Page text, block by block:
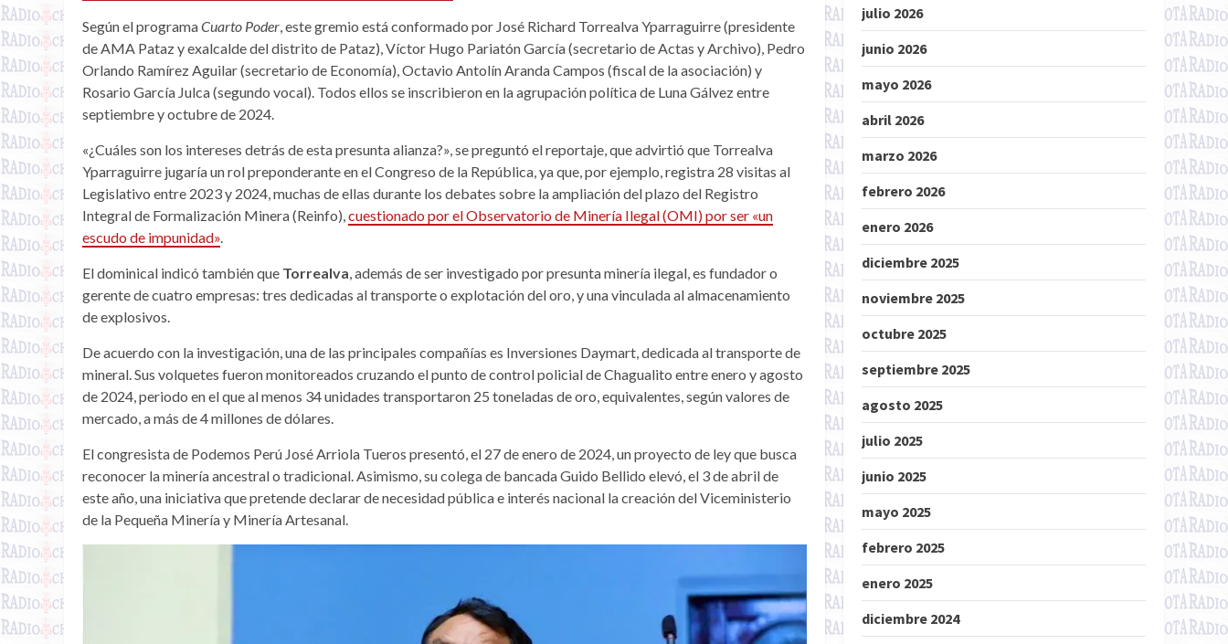
Según el programaCuarto Poder, este gremio está conformado por José Richard Torrealva Yparraguirre (presidente
de AMA Pataz y exalcalde del distrito de Pataz), Víctor Hugo Pariatón García (secretario de Actas y Archivo), Pedro
Orlando Ramírez Aguilar (secretario de Economía), Octavio Antolín Aranda Campos (fiscal de la asociación) y
Rosario García Julca (segundo vocal). Todos ellos se inscribieron en la agrupación política de Luna Gálvez entre
septiembre y octubre de 2024.
«¿Cuáles son los intereses detrás de esta presunta alianza?», se preguntó el reportaje, que advirtió que Torrealva
Yparraguirre jugaría un rol preponderante en el Congreso de la República, ya que, por ejemplo, registra 28 visitas al
Legislativo entre 2023 y 2024, muchas de ellas durante los debates sobre la ampliación del plazo del Registro
Integral de Formalización Minera (Reinfo),cuestionado por el Observatorio de Minería Ilegal (OMI) por ser «un
escudo de impunidad».
El dominical indicó también que Torrealva, además de ser investigado por presunta minería ilegal, es fundador o
gerente de cuatro empresas: tres dedicadas al transporte o explotación del oro, y una vinculada al almacenamiento
de explosivos.
De acuerdo con la investigación, una de las principales compañías es Inversiones Daymart, dedicada al transporte de
mineral. Sus volquetes fueron monitoreados cruzando el punto de control policial de Chagualito entre enero y agosto
de 2024, periodo en el que al menos 34 unidades transportaron 25 toneladas de oro, equivalentes, según valores de
mercado, a más de 4 millones de dólares.
El congresista de Podemos Perú José Arriola Tueros presentó, el 27 de enero de 2024, un proyecto de ley que busca
reconocer la minería ancestral o tradicional. Asimismo, su colega de bancada Guido Bellido elevó, el 3 de abril de
este año, una iniciativa que pretende declarar de necesidad pública e interés nacional la creación del Viceministerio
de la Pequeña Minería y Minería Artesanal.
julio 2026
junio 2026
mayo 2026
abril 2026
marzo 2026
febrero 2026
enero 2026
diciembre 2025
noviembre 2025
octubre 2025
septiembre 2025
agosto 2025
julio 2025
junio 2025
mayo 2025
febrero 2025
enero 2025
diciembre 2024